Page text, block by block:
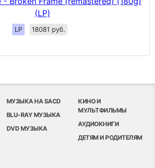
(LP)
LP 18081 руб.
МУЗЫКА НА SACD
BLU-RAY МУЗЫКА
DVD МУЗЫКА
КИНО И
МУЛЬТФИЛЬМЫ
АУДИОКНИГИ
ДЕТЯМ И РОДИТЕЛЯМ